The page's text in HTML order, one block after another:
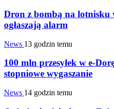
Dron z bombą na lotnisku
ogłaszają alarm
News 13 godzin temu
100 mln przesyłek w e-
stopniowe wygaszanie
News 14 godzin temu